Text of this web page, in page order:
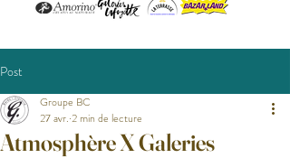
Post
Atmosphère X Galeries
Groupe BC
27 avr. 2 min de lecture